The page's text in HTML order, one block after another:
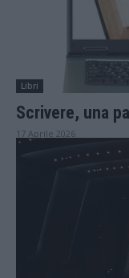
Libri
Scrivere, una
17 Aprile 2026